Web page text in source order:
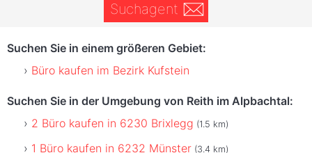
Suchagent
Suchen Sie in einem größeren Gebiet:
Büro kaufen im Bezirk Kufstein
Suchen Sie in der Umgebung von Reith im Alpbachtal:
2 Büro kaufen in 6230 Brixlegg (1.5 km)
1 Büro kaufen in 6232 Münster (3.4 km)